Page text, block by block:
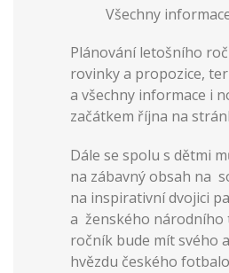
Všechny
Plánování letošního
rovinky a propozice,
a všechny informace i
začátkem října na
Dále se spolu s dětmi
na zábavný obsah na
na inspirativní dvojici
a ženského národního
ročník bude mít svého
hvězdu českého